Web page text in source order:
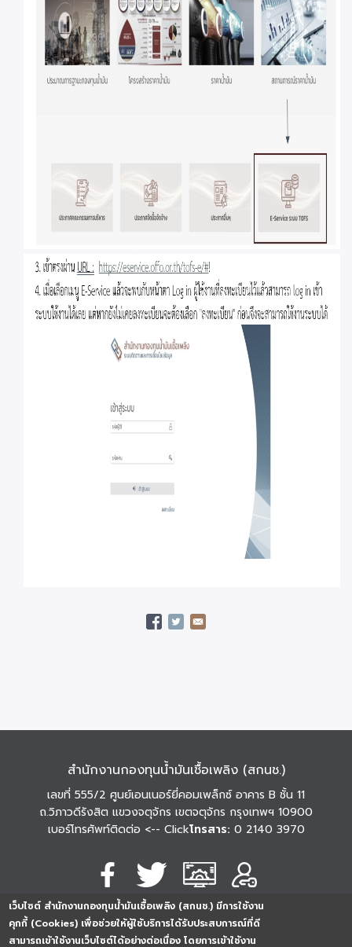
เว็บไซต์ สำนักงานกองทุนน้ำมันเชื้อเพลิง (สกนช.) มีการใช้งาน
คุกกี้ (Cookies) เพื่อช่วยให้ผู้ใช้บริการได้รับประสบการณ์ที่ดี
สามารถเข้าใช้งานเว็บไซต์ได้อย่างต่อเนื่อง โดยการเข้าใช้งาน
สำนักงานกองทุนน้ำมันเชื้อเพลิง (สกนช.)
เลขที่ 555/2 ศูนย์เอนเนอร์ยี่คอมเพล็กซ์ อาคาร B ชั้น 11
ถ.วิภาวดีรังสิต แขวงจตุจักร เขตจตุจักร กรุงเทพฯ 10900
เบอร์โทรศัพท์ติดต่อ <-- Clickโทรสาร: 0 2140 3970
นโยบายการคุ้มครอง
ข้อมูลส่วนบุคคล
นโยบายการรักษาความ
มั่นคงปลอดภัย